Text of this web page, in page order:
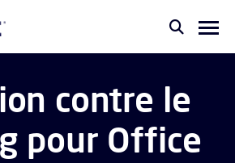
contre le
pour Office